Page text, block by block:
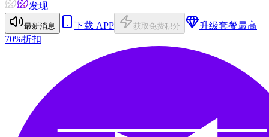
发现
最新消息 下载 APP 获取免费积分 升级套餐最高
70%折扣